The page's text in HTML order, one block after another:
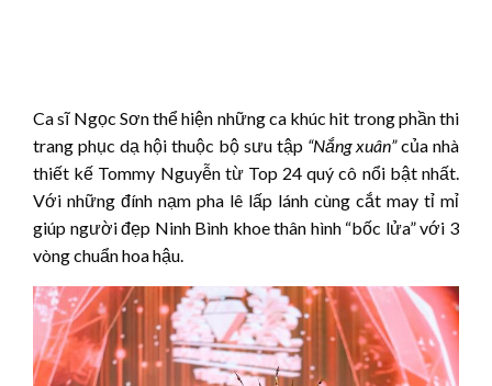
Ca sĩ Ngọc Sơn thể hiện những ca khúc hit trong phần thi
trang phục dạ hội thuộc bộ sưu tập “Nắng xuân”của nhà
thiết kế Tommy Nguyễn từ Top 24 quý cô nổi bật nhất.
Với những đính nạm pha lê lấp lánh cùng cắt may tỉ mỉ
giúp người đẹp Ninh Bình khoe thân hình “bốc lửa” với 3
vòng chuẩn hoa hậu.